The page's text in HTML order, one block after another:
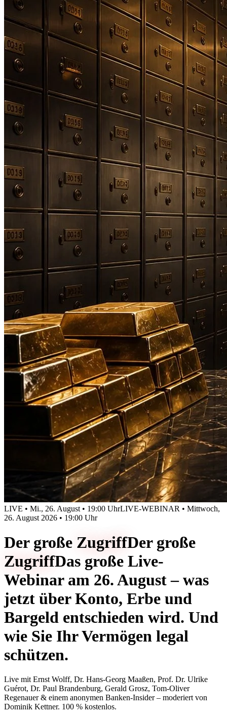
LIVE • Mi., 26. August • 19:00 UhrLIVE-WEBINAR • Mittwoch,
26. August 2026 • 19:00 Uhr
Der große ZugriffDer große
ZugriffDas große Live-
Webinar am 26. August – was
jetzt über Konto, Erbe und
Bargeld entschieden wird. Und
wie Sie Ihr Vermögen legal
schützen.
Live mitErnst Wolff, Dr. Hans-Georg Maaßen, Prof. Dr. Ulrike
Guérot, Dr. Paul Brandenburg, Gerald Grosz, Tom-Oliver
Regenauer & einem anonymen Banken-Insider– moderiert von
Dominik Kettner. 100 % kostenlos.